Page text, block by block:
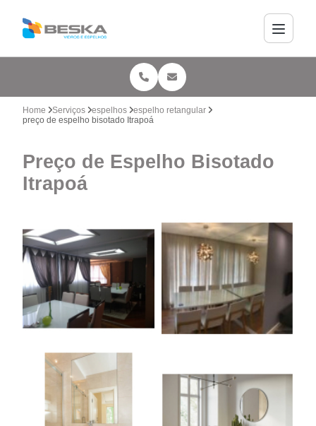
Home Serviços espelhos
espelho retangular
preço de espelho bisotado Itrapoá
Preço de Espelho Bisotado
Itrapoá